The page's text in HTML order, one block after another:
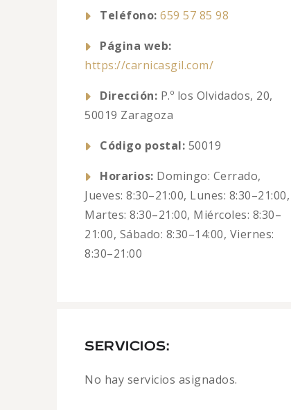
Teléfono: 659 57 85 98
Página web:
https://carnicasgil.com/
Dirección: P.º los Olvidados, 20,
50019 Zaragoza
Código postal: 50019
Horarios: Domingo: Cerrado,
Jueves: 8:30–21:00, Lunes: 8:30–21:00,
Martes: 8:30–21:00, Miércoles: 8:30–
21:00, Sábado: 8:30–14:00, Viernes:
8:30–21:00
SERVICIOS:
No hay servicios asignados.